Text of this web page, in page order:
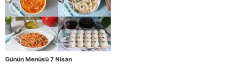
Günün Menüsü 7 Nisan